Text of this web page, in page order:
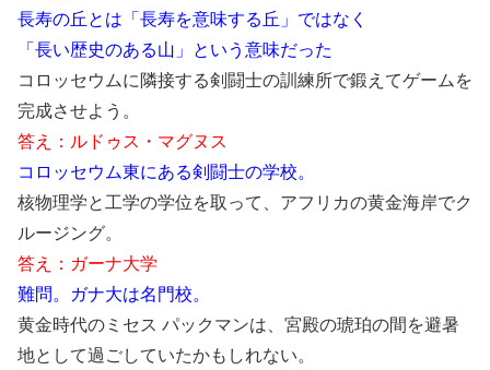
長寿の丘とは「長寿を意味する丘」ではなく
「長い歴史のある山」という意味だった
コロッセウムに隣接する剣闘士の訓練所で鍛えてゲームを
完成させよう。
答え：ルドゥス・マグヌス
コロッセウム東にある剣闘士の学校。
核物理学と工学の学位を取って、アフリカの黄金海岸でク
ルージング。
答え：ガーナ大学
難問。ガナ大は名門校。
黄金時代のミセス パックマンは、宮殿の琥珀の間を避暑
地として過ごしていたかもしれない。